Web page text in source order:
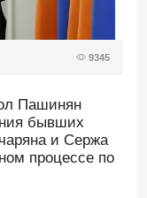
9345
Пашинян
бывших
и Сержа
процессе по